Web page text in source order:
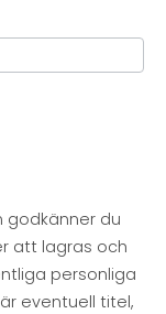
godkänner du
att lagras och
personliga
eventuell titel,